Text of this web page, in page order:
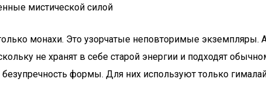
мистической силой
монахи. Это узорчатые неповторимые
не хранят в себе старой энергии и подходят
формы. Для них используют только